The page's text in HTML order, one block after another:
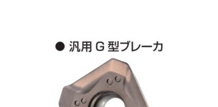
立形マシニングセンター
2026.4.28
2026.4.24
森精機 立形マシニングセンター NV50...
立形マシニングセンター
2026.4.19
森精機 立形マシニングセンター NV50...